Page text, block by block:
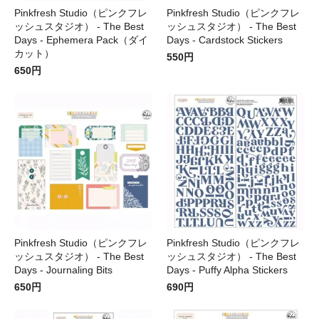
Pinkfresh Studio（ピンクフレ
ッシュスタジオ） - The Best
Days - Ephemera Pack（ダイ
カット）
650円
Pinkfresh Studio（ピンクフレ
ッシュスタジオ） - The Best
Days - Cardstock Stickers
550円
Pinkfresh Studio（ピンクフレ
ッシュスタジオ） - The Best
Days - Journaling Bits
650円
Pinkfresh Studio（ピンクフレ
ッシュスタジオ） - The Best
Days - Puffy Alpha Stickers
690円